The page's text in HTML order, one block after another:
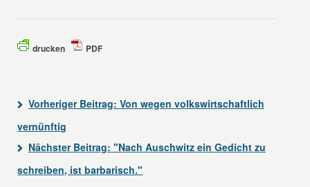
drucken PDF
Vorheriger Beitrag: Von wegen volkswirtschaftlich
vernünftig
Nächster Beitrag: "Nach Auschwitz ein Gedicht zu
schreiben, ist barbarisch."